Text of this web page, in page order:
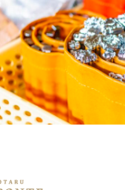
制作体験